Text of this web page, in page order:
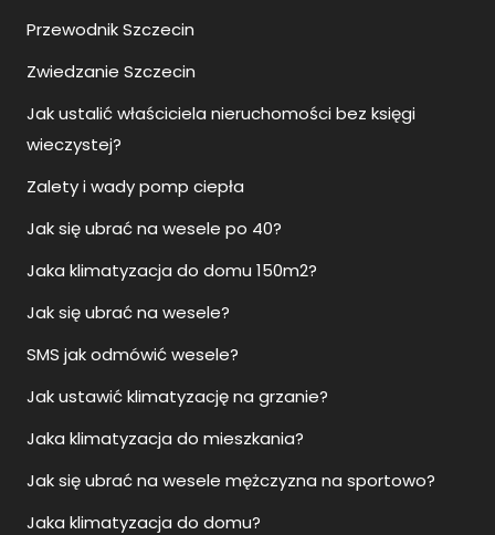
Przewodnik Szczecin
Zwiedzanie Szczecin
Jak ustalić właściciela nieruchomości bez księgi
wieczystej?
Zalety i wady pomp ciepła
Jak się ubrać na wesele po 40?
Jaka klimatyzacja do domu 150m2?
Jak się ubrać na wesele?
SMS jak odmówić wesele?
Jak ustawić klimatyzację na grzanie?
Jaka klimatyzacja do mieszkania?
Jak się ubrać na wesele mężczyzna na sportowo?
Jaka klimatyzacja do domu?